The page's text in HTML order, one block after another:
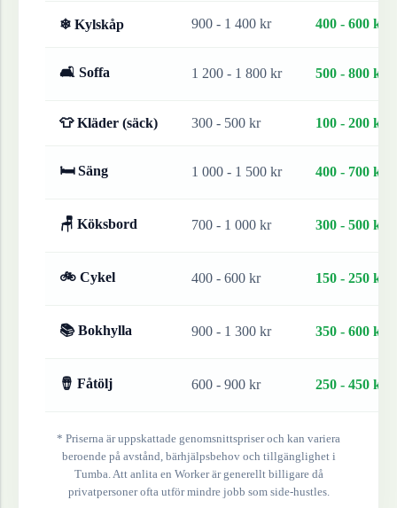
❄ Kylskåp 900 - 1 400 kr 400 - 600 kr
🛋 Soffa 1 200 - 1 800 kr 500 - 800 kr
👕 Kläder (säck) 300 - 500 kr 100 - 200 kr
🛏 Säng 1 000 - 1 500 kr 400 - 700 kr
🪑 Köksbord 700 - 1 000 kr 300 - 500 kr
🚲 Cykel 400 - 600 kr 150 - 250 kr
📚 Bokhylla 900 - 1 300 kr 350 - 600 kr
🪘 Fåtölj 600 - 900 kr 250 - 450 kr
* Priserna är uppskattade genomsnittspriser och kan variera
beroende på avstånd, bärhjälpsbehov och tillgänglighet i
Tumba. Att anlita en Worker är generellt billigare då
privatpersoner ofta utför mindre jobb som side-hustles.